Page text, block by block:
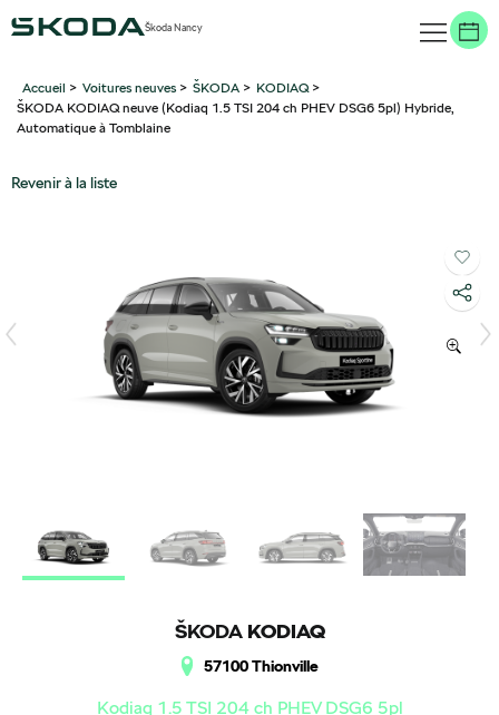
Škoda Nancy
Accueil > Voitures neuves > ŠKODA > KODIAQ>
ŠKODA KODIAQ neuve (Kodiaq 1.5 TSI 204 ch PHEV DSG6 5pl) Hybride,
Automatique à Tomblaine
Revenir à la liste
ŠKODA KODIAQ
Kodiaq 1.5 TSI 204 ch PHEV DSG6 5pl
57100 Thionville